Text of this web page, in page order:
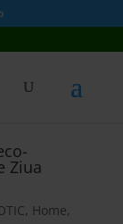
Ziua
, Home,